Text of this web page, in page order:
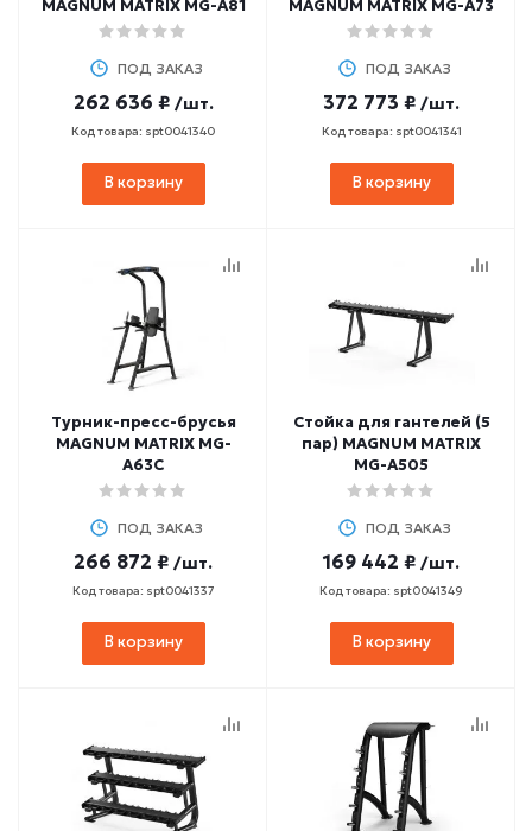
MAGNUM MATRIX MG-A81
ПОД ЗАКАЗ
262 636 ₽ /шт.
Код товара: spt0041340
В корзину
MAGNUM MATRIX MG-A73
ПОД ЗАКАЗ
372 773 ₽ /шт.
Код товара: spt0041341
В корзину
Турник-пресс-брусья
MAGNUM MATRIX MG-
A63C
ПОД ЗАКАЗ
266 872 ₽ /шт.
Код товара: spt0041337
В корзину
Стойка для гантелей (5
пар) MAGNUM MATRIX
MG-A505
ПОД ЗАКАЗ
169 442 ₽ /шт.
Код товара: spt0041349
В корзину